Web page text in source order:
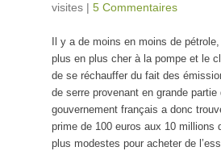
visites | 5 Commentaires
Il y a de moins en moins de
plus en plus cher à la pompe et le
de se réchauffer du fait des
de serre provenant en grande
gouvernement français a donc
prime de 100 euros aux 10 millions
plus modestes pour acheter de